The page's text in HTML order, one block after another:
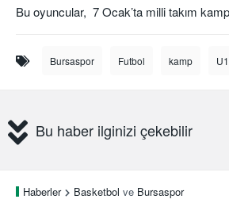
Bu oyuncular, 7 Ocak’ta milli takım
Bursaspor Futbol kamp
Bu haber ilginizi çekebilir
Haberler Basketbol ve Bursaspor